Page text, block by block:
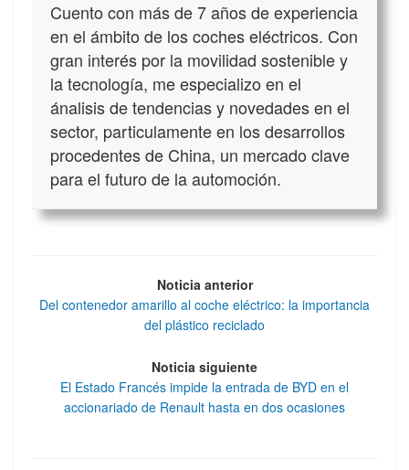
Cuento con más de 7 años de experiencia
en el ámbito de los coches eléctricos. Con
gran interés por la movilidad sostenible y
la tecnología, me especializo en el
ánalisis de tendencias y novedades en el
sector, particulamente en los desarrollos
procedentes de China, un mercado clave
para el futuro de la automoción.
Noticia anterior
Del contenedor amarillo al coche eléctrico: la importancia
del plástico reciclado
Noticia siguiente
El Estado Francés impide la entrada de BYD en el
accionariado de Renault hasta en dos ocasiones